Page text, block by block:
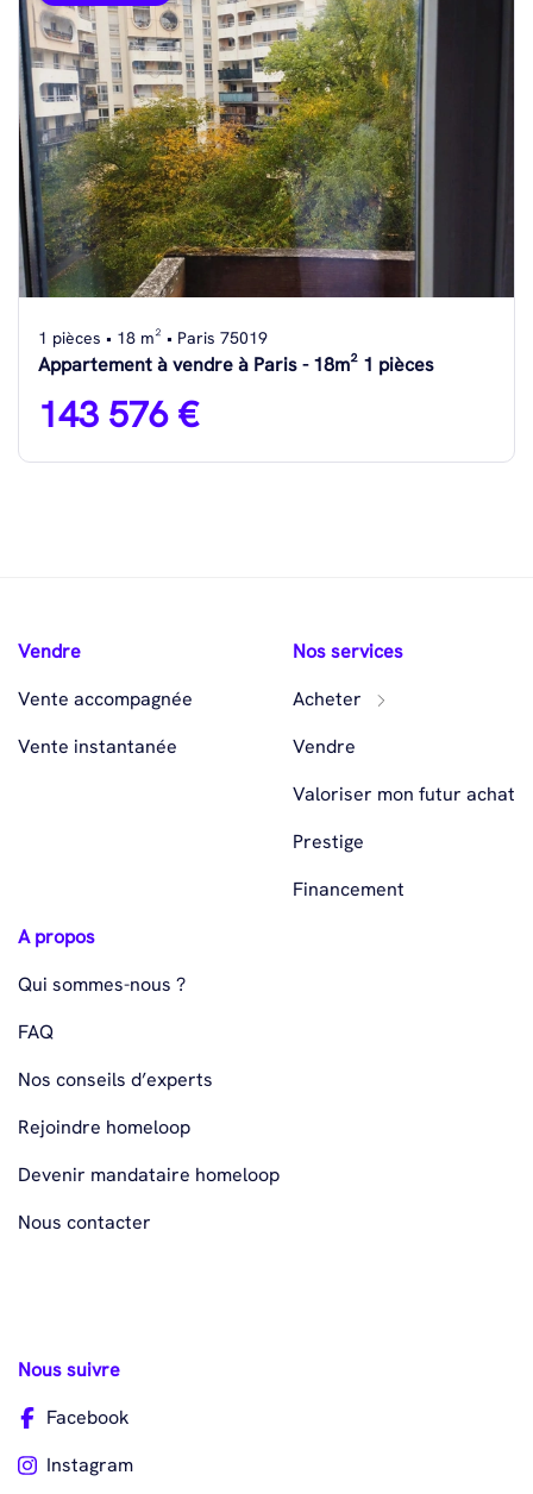
1 pièces • 18 m² • Paris 75019
Appartement à vendre à Paris - 18m² 1 pièces
143 576 €
Vendre
Vente accompagnée
Vente instantanée
Nos services
Acheter
Vendre
Valoriser mon futur achat
Prestige
Financement
A propos
Qui sommes-nous ?
FAQ
Nos conseils d’experts
Rejoindre homeloop
Devenir mandataire homeloop
Nous contacter
Nous suivre
Facebook
Instagram